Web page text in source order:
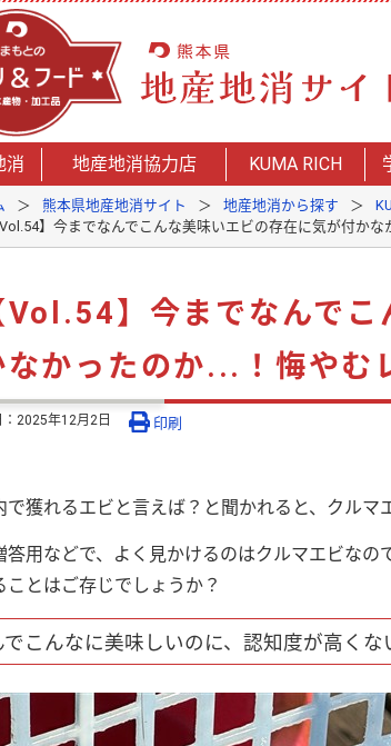
消 地産地消協力店 KUMA RICH
熊本県地産地消サイト 地産地消から探す
Vol.54】今までなんでこんな美味いエビの存在に気が付か
Vol.54】今までなんで
なかったのか...！悔やむ
2025年12月2日 印刷
で獲れるエビと言えば？と聞かれると、クルマ
答用などで、よく見かけるのはクルマエビな
ことはご存じでしょうか？
でこんなに美味しいのに、認知度が高くな